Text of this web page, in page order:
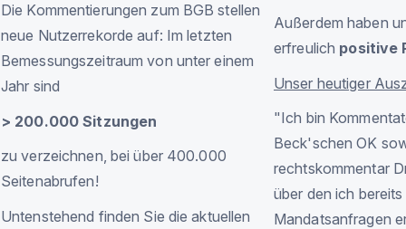
Die Kommentierungen zum BGB stellen
neue Nutzerrekorde auf: Im letzten
Bemessungszeitraum von unter einem
Jahr sind
> 200.000 Sitzungen
zu ver­zeichnen, bei über 400.000
Seiten­ab­rufen!
Unten­­stehend finden Sie die aktuellen
Außerdem haben
erfreulich positive
Unser heutiger
"Ich bin
Beck'schen OK
rechts­­kommen­tar
über den ich
Man­dats­­­an­­­fragen